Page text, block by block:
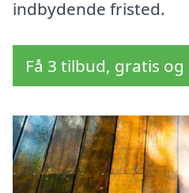
indbydende fristed.
Få 3 tilbud, gratis